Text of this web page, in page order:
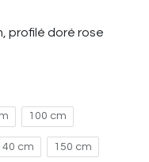
profilé doré rose
100 cm
cm 150 cm